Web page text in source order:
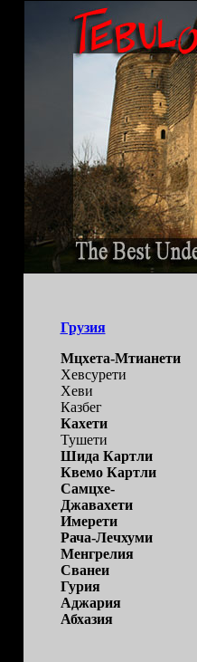
Грузия
Мцхета-Мтианети
Хевсурети
Хеви
Казбег
Кахети
Тушети
Шида Картли
Квемо Картли
Самцхе-
Джавахети
Имерети
Рача-Лечхуми
Менгрелия
Сванеи
Гурия
Аджария
Абхазия